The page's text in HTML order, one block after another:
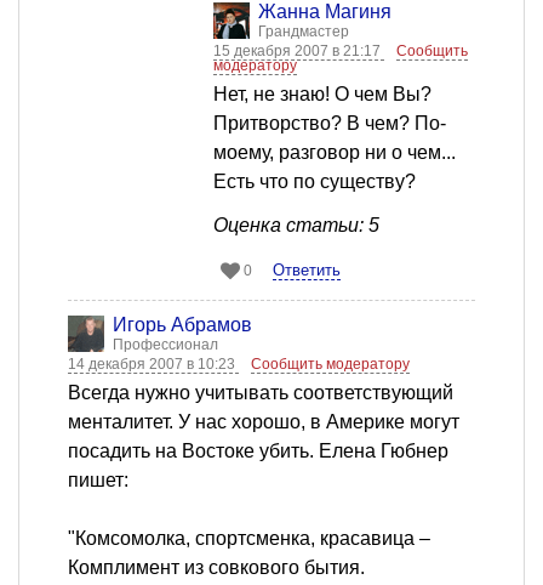
Жанна Магиня
Грандмастер
15 декабря 2007 в 21:17
Сообщить
модератору
Нет, не знаю! О чем Вы?
Притворство? В чем? По-
моему, разговор ни о чем...
Есть что по существу?
Оценка статьи: 5
0 Ответить
Игорь Абрамов
Профессионал
14 декабря 2007 в 10:23
Сообщить модератору
Всегда нужно учитывать соответствующий
менталитет. У нас хорошо, в Америке могут
посадить на Востоке убить. Елена Гюбнер
пишет:
"Комсомолка, спортсменка, красавица –
Комплимент из совкового бытия.